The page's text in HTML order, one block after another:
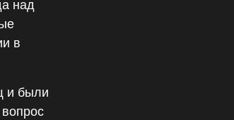
над
в
и были